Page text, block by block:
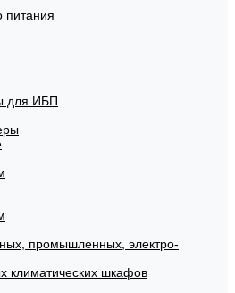
питания
для ИБП
промышленных, электро-
климатических шкафов